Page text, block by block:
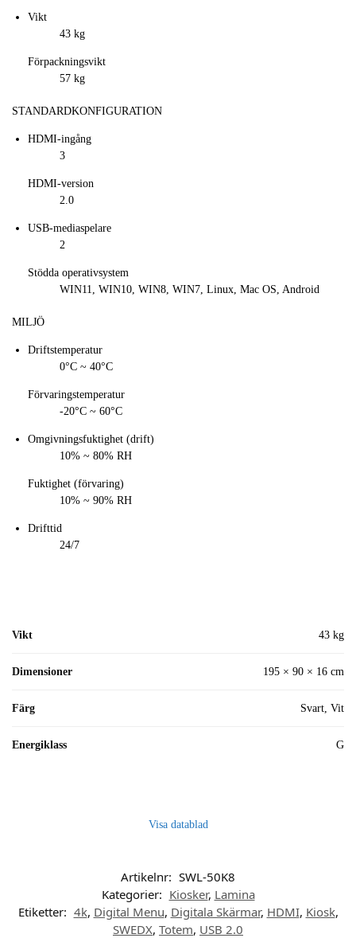
Vikt
43 kg
Förpackningsvikt
57 kg
STANDARDKONFIGURATION
HDMI-ingång
3
HDMI-version
2.0
USB-mediaspelare
2
Stödda operativsystem
WIN11, WIN10, WIN8, WIN7, Linux, Mac OS, Android
MILJÖ
Driftstemperatur
0°C ~ 40°C
Förvaringstemperatur
-20°C ~ 60°C
Omgivningsfuktighet (drift)
10% ~ 80% RH
Fuktighet (förvaring)
10% ~ 90% RH
Drifttid
24/7
Vikt 43 kg
Dimensioner 195 × 90 × 16 cm
Färg Svart, Vit
Energiklass G
Visa datablad
Artikelnr: SWL-50K8
Kategorier: Kiosker, Lamina
Etiketter: 4k, Digital Menu, Digitala Skärmar, HDMI, Kiosk,
SWEDX, Totem, USB 2.0